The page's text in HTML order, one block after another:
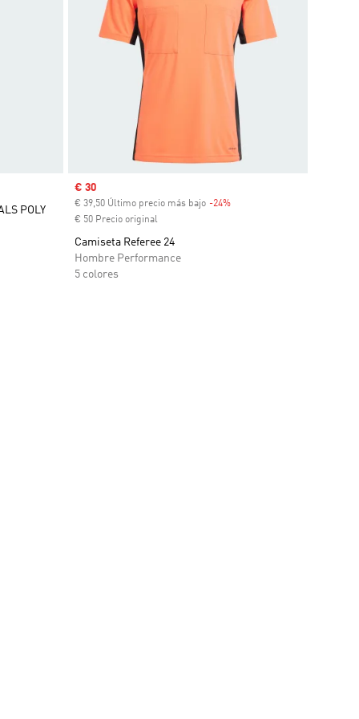
POLY
Precio de venta
€ 30
€ 39,50 Último precio más bajo -24%Descuento
€ 50 Precio original
Camiseta Referee 24
Hombre Performance
5 colores